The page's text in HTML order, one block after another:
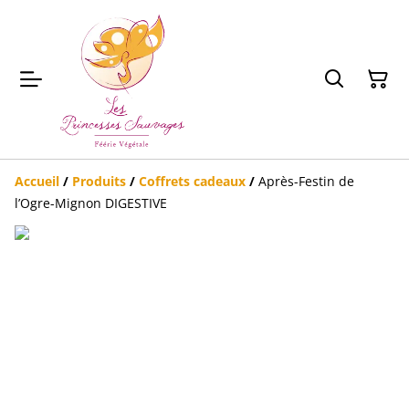
Accueil / Produits / Coffrets cadeaux / Après-Festin de
l’Ogre-Mignon DIGESTIVE